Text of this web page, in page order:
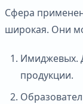
Сфера
широкая. Они
Имиджевых.
продукции.